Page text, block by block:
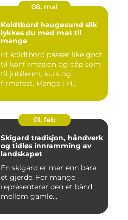
08. mai
Koldtbord haugesund slik
lykkes du med mat til
mange
Et koldtbord passer like godt
til konfirmasjon og dåp som
til jubileum, kurs og
firmafest. Mange i H...
01. feb
Skigard tradisjon, håndverk
og tidløs innramming av
landskapet
En skigard er mer enn bare
et gjerde. For mange
representerer den et bånd
mellom gamle